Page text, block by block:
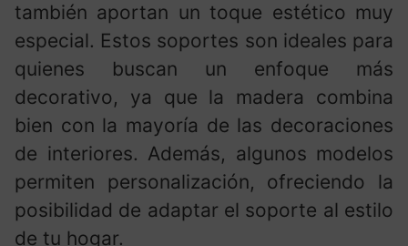
también aportan un toque estético muy
especial. Estos soportes son ideales para
quienes buscan un enfoque más
decorativo, ya que la madera combina
bien con la mayoría de las decoraciones
de interiores. Además, algunos modelos
permiten personalización, ofreciendo la
posibilidad de adaptar el soporte al estilo
de tu hogar.